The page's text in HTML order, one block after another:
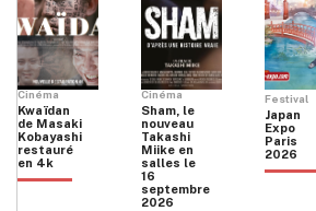
Cinéma
Kwaïdan
de Masaki
Kobayashi
restauré
en 4k
Cinéma
Sham, le
nouveau
Takashi
Miike en
salles le
16
septembre
2026
Festival
Japan
Expo
Paris
2026